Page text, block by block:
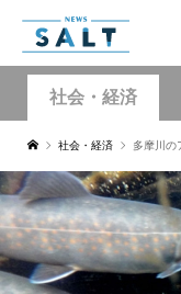
社会・経済
社会・経済 多摩川の